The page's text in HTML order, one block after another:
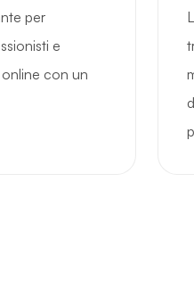
per
e
con un